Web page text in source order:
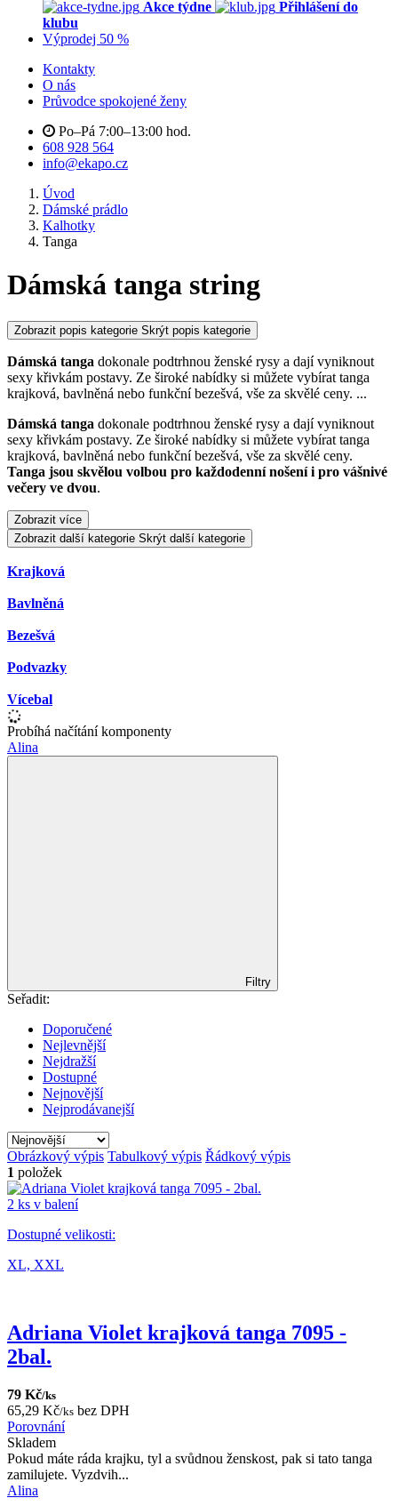
Akce týdne
Přihlášení do
klubu
Výprodej 50 %
Kontakty
O nás
Průvodce spokojené ženy
Po–Pá 7:00–13:00 hod.
608 928 564
info@ekapo.cz
Úvod
Dámské prádlo
Kalhotky
Tanga
Dámská tanga string
Zobrazit popis kategorie Skrýt popis kategorie
Dámská tanga dokonale podtrhnou ženské rysy a dají vyniknout
sexy křivkám postavy. Ze široké nabídky si můžete vybírat tanga
krajková, bavlněná nebo funkční bezešvá, vše za skvělé ceny. ...
Dámská tanga dokonale podtrhnou ženské rysy a dají vyniknout
sexy křivkám postavy. Ze široké nabídky si můžete vybírat tanga
krajková, bavlněná nebo funkční bezešvá, vše za skvělé ceny.
Tanga jsou skvělou volbou pro každodenní nošení i pro vášnivé
večery ve dvou.
Zobrazit více
Zobrazit další kategorie Skrýt další kategorie
Krajková
Bavlněná
Bezešvá
Podvazky
Vícebal
Probíhá načítání komponenty
Alina
Filtry
Seřadit:
Doporučené
Nejlevnější
Nejdražší
Dostupné
Nejnovější
Nejprodávanejší
Obrázkový výpis Tabulkový výpis Řádkový výpis
1 položek
2 ks v balení
Dostupné velikosti:
XL, XXL
Adriana Violet krajková tanga 7095 -
2bal.
79 Kč/ks
65,29 Kč/ks bez DPH
Porovnání
Skladem
Pokud máte ráda krajku, tyl a svůdnou ženskost, pak si tato tanga
zamilujete. Vyzdvih...
Alina